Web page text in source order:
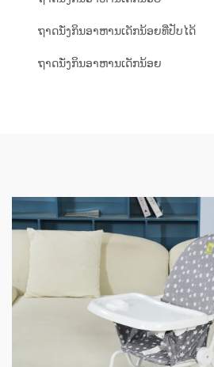
ຖາດນັ່ງກິນອາຫານເດັກນ້ອຍທີ່ປັບໄດ້
ຖາດນັ່ງກິນອາຫານເດັກນ້ອຍ